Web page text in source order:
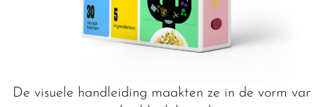
De visuele handleiding maakten ze in de vorm van